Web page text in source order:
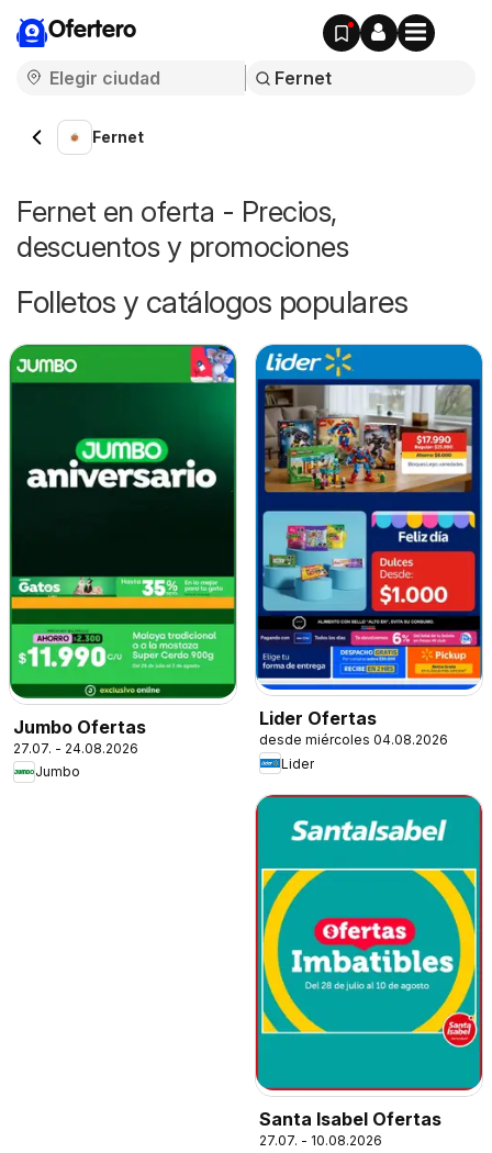
Ofertero
Fernet
Fernet en oferta - Precios,
descuentos y promociones
Folletos y catálogos populares
Jumbo Ofertas
27.07. - 24.08.2026
Jumbo
Lider Ofertas
desde miércoles 04.08.2026
Lider
Santa Isabel Ofertas
27.07. - 10.08.2026